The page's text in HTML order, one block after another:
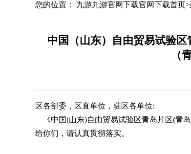
您的位置： 九游九游官网下载官网下载首页
中国（山东）自由贸易试验
（
区各部委，区直单位，驻区各单位:
《中国(山东)自由贸易试验区青岛片区(青
给你们，请认真贯彻落实。